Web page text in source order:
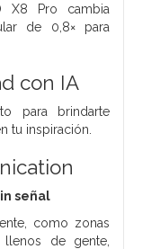
X8 Pro cambia
de 0,8× para
con IA
para brindarte
tu inspiración.
señal
como zonas
llenos de gente,